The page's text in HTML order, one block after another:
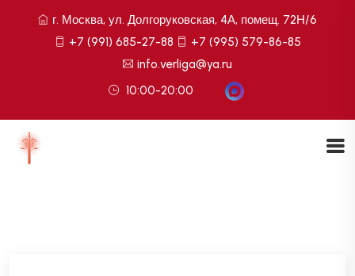
г. Москва, ул. Долгоруковская, 4А, помещ. 72Н/6
+7 (991) 685-27-88
+7 (995) 579-86-85
info.verliga@ya.ru
10:00-20:00